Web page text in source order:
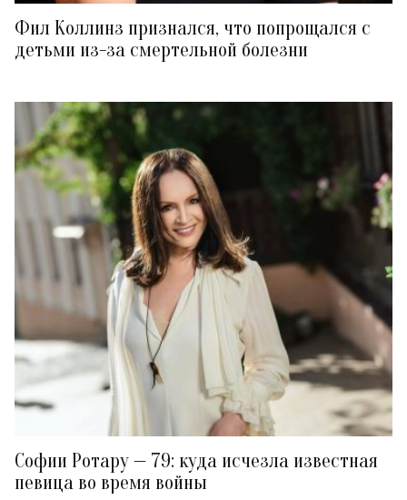
Фил Коллинз признался, что попрощался с
детьми из-за смертельной болезни
Софии Ротару — 79: куда исчезла известная
певица во время войны